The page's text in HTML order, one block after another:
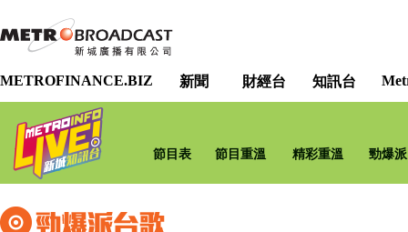
METROFINANCE.BIZ 新聞 財經台 知訊台
節目表 節目重溫 精彩重溫 勁爆